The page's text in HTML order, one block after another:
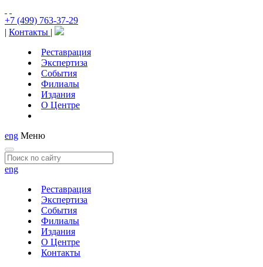
+7 (499) 763-37-29
| Контакты |
Реставрация
Экспертиза
События
Филиалы
Издания
О Центре
eng Меню
eng
Реставрация
Экспертиза
События
Филиалы
Издания
О Центре
Контакты